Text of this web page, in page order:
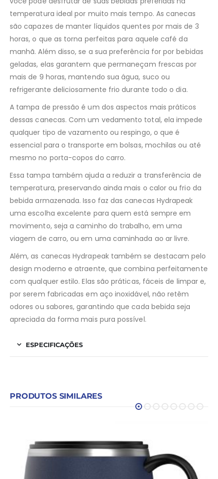
temperatura ideal por muito mais tempo. As canecas
são capazes de manter líquidos quentes por mais de 3
horas, o que as torna perfeitas para aquele café da
manhã. Além disso, se a sua preferência for por bebidas
geladas, elas garantem que permaneçam frescas por
mais de 9 horas, mantendo sua água, suco ou
refrigerante deliciosamente frio durante todo o dia.
A tampa de pressão é um dos aspectos mais práticos
dessas canecas. Com um vedamento total, ela impede
qualquer tipo de vazamento ou respingo, o que é
essencial para o transporte em bolsas, mochilas ou até
mesmo no porta-copos do carro.
Essa tampa também ajuda a reduzir a transferência de
temperatura, preservando ainda mais o calor ou frio da
bebida armazenada. Isso faz das canecas Hydrapeak
uma escolha excelente para quem está sempre em
movimento, seja a caminho do trabalho, em uma
viagem de carro, ou em uma caminhada ao ar livre.
Além, as canecas Hydrapeak também se destacam pelo
design moderno e atraente, que combina perfeitamente
com qualquer estilo. Elas são práticas, fáceis de limpar e,
por serem fabricadas em aço inoxidável, não retêm
odores ou sabores, garantindo que cada bebida seja
apreciada da forma mais pura possível.
ESPECIFICAÇÕES
PRODUTOS SIMILARES